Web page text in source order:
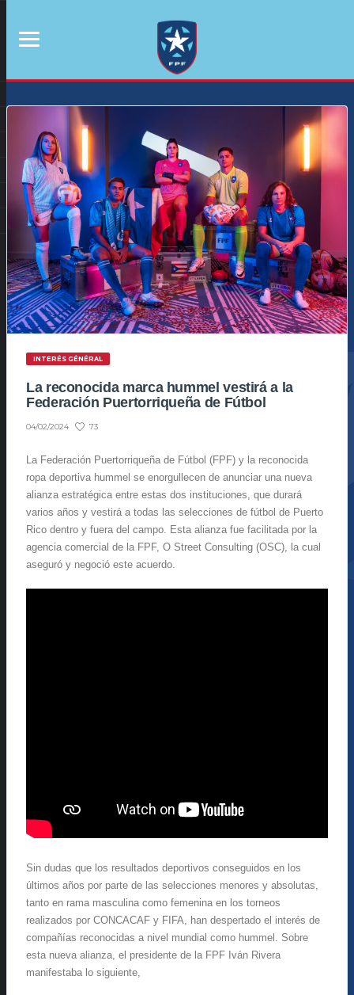
INTERÉS GÉNÉRAL
La reconocida marca hummel vestirá a la
Federación Puertorriqueña de Fútbol
04/02/2024 73
La Federación Puertorriqueña de Fútbol (FPF) y la reconocida
ropa deportiva hummel se enorgullecen de anunciar una nueva
alianza estratégica entre estas dos instituciones, que durará
varios años y vestirá a todas las selecciones de fútbol de Puerto
Rico dentro y fuera del campo. Esta alianza fue facilitada por la
agencia comercial de la FPF, O Street Consulting (OSC), la cual
aseguró y negoció este acuerdo.
Sin dudas que los resultados deportivos conseguidos en los
últimos años por parte de las selecciones menores y absolutas,
tanto en rama masculina como femenina en los torneos
realizados por CONCACAF y FIFA, han despertado el interés de
compañías reconocidas a nivel mundial como hummel. Sobre
esta nueva alianza, el presidente de la FPF Iván Rivera
manifestaba lo siguiente,